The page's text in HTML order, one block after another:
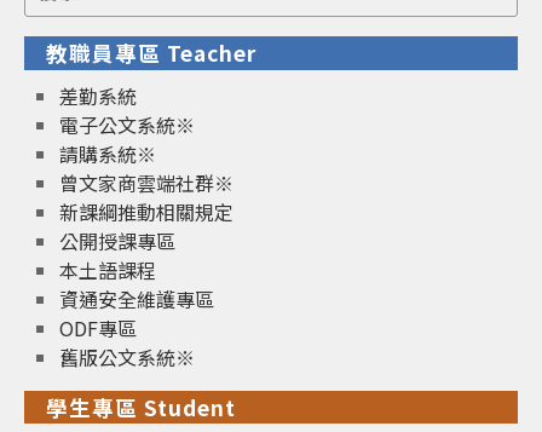
for:
教職員專區 Teacher
差勤系統
電子公文系統※
請購系統※
曾文家商雲端社群※
新課綱推動相關規定
公開授課專區
本土語課程
資通安全維護專區
ODF專區
舊版公文系統※
學生專區 Student